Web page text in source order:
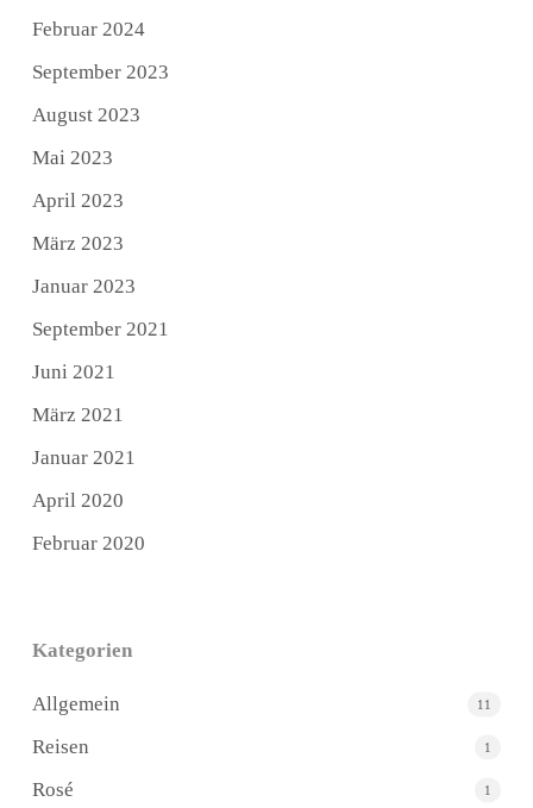
Februar 2024
September 2023
August 2023
Mai 2023
April 2023
März 2023
Januar 2023
September 2021
Juni 2021
März 2021
Januar 2021
April 2020
Februar 2020
Kategorien
Allgemein 11
Reisen 1
Rosé 1